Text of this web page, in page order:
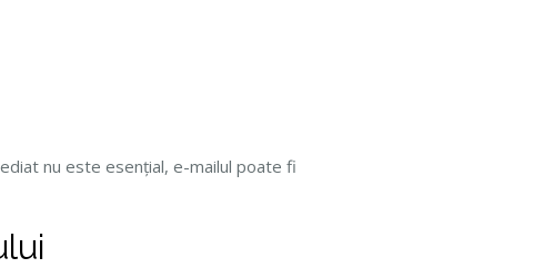
nu este esențial, e-mailul poate fi